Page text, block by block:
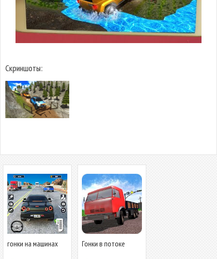
Скриншоты:
гонки на машинах
Гонки в потоке